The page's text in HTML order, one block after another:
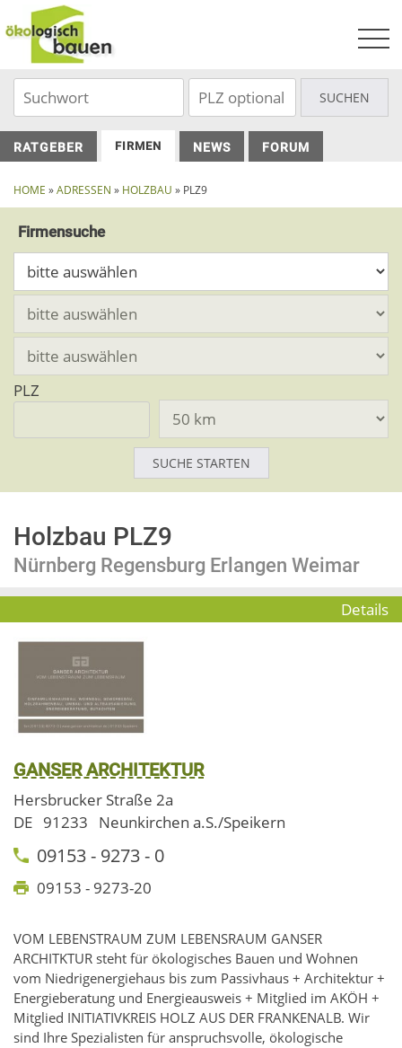
to
content
RATGEBER FIRMEN NEWS FORUM
HOME »ADRESSEN » HOLZBAU » PLZ9
Firmensuche
PLZ
Holzbau PLZ9
Nürnberg Regensburg Erlangen Weimar
Details
GANSER ARCHITEKTUR
Hersbrucker Straße 2a
DE 91233 Neunkirchen a.S./Speikern
09153 - 9273 - 0
09153 - 9273-20
VOM LEBENSTRAUM ZUM LEBENSRAUM GANSER
ARCHITKTUR steht für ökologisches Bauen und Wohnen
vom Niedrigenergiehaus bis zum Passivhaus + Architektur +
Energieberatung und Energieausweis + Mitglied im AKÖH +
Mitglied INITIATIVKREIS HOLZ AUS DER FRANKENALB. Wir
sind Ihre Spezialisten für anspruchsvolle, ökologische